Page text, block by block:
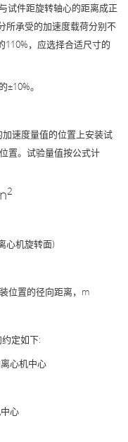
试件距旋转轴心的距离成正
所承受的加速度载荷分别不
110%，应选择合适尺寸的
。
速度量值的位置上安装试
置。试验量值按公式计
2
心机旋转面)
位置的径向距离，m
定如下:
心机中心
心